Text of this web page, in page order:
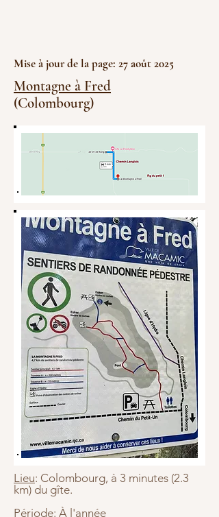
Mise à jour de la page: 27 août 2025
Montagne à Fred
(Colombourg)
Lieu: Colombourg, à 3 minutes (2.3
km) du gîte.
Période: À l'année